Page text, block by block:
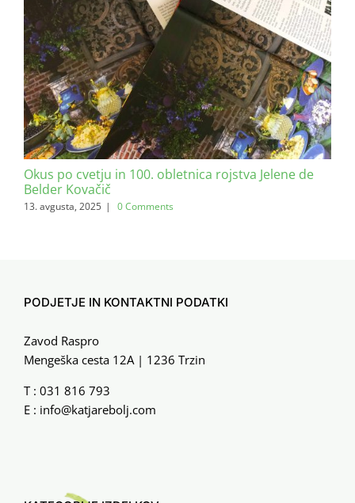
Okus po cvetju in 100. obletnica rojstva Jelene de
Belder Kovačič
13. avgusta, 2025 | 0 Comments
PODJETJE IN KONTAKTNI PODATKI
Zavod Raspro
Mengeška cesta 12A | 1236 Trzin
T : 031 816 793
E : info@katjarebolj.com